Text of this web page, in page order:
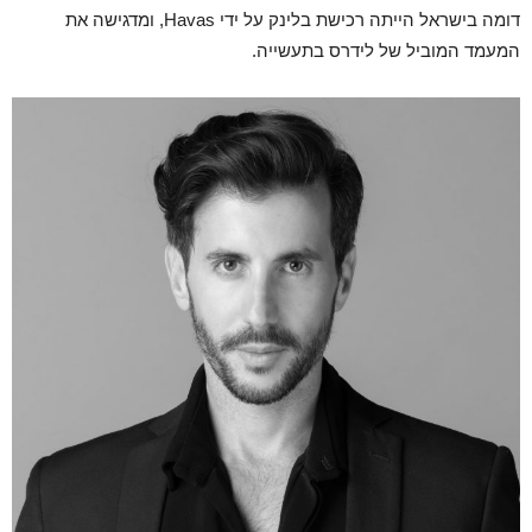
דומה בישראל הייתה רכישת בלינק על ידי Havas, ומדגישה את
המעמד המוביל של לידרס בתעשייה.